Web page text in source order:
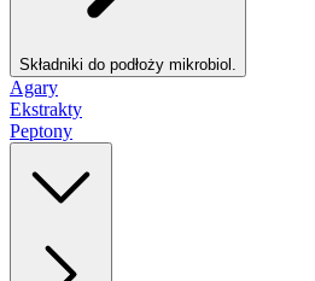
Składniki do podłoży mikrobiol.
Agary
Ekstrakty
Peptony